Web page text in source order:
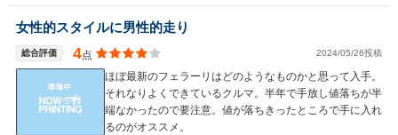
女性的スタイルに男性的走り
総合評価 4点 2024/05/26投稿
ほぼ最新のフェラーリはどのようなものかと思って入手。
それなりよくできているクルマ。半年で手放し値落ちが半
端なかったので要注意。値が落ちきったところで手に入れ
るのがオススメ。